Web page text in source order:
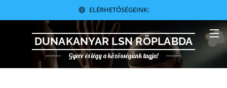
ELÉRHETŐSÉGEINK:
DUNAKANYAR LSN RÖPLABDA
Gyere és légy a közösségünk tagja!